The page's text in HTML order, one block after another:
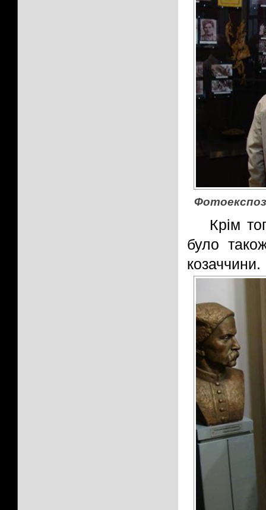
Крім
було
козаччини.